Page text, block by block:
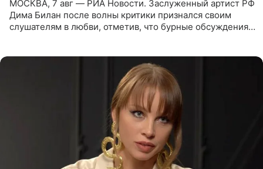
МОСКВА, 7 авг — РИА Новости. Заслуженный артист РФ
Дима Билан после волны критики признался своим
слушателям в любви, отметив, что бурные обсуждения